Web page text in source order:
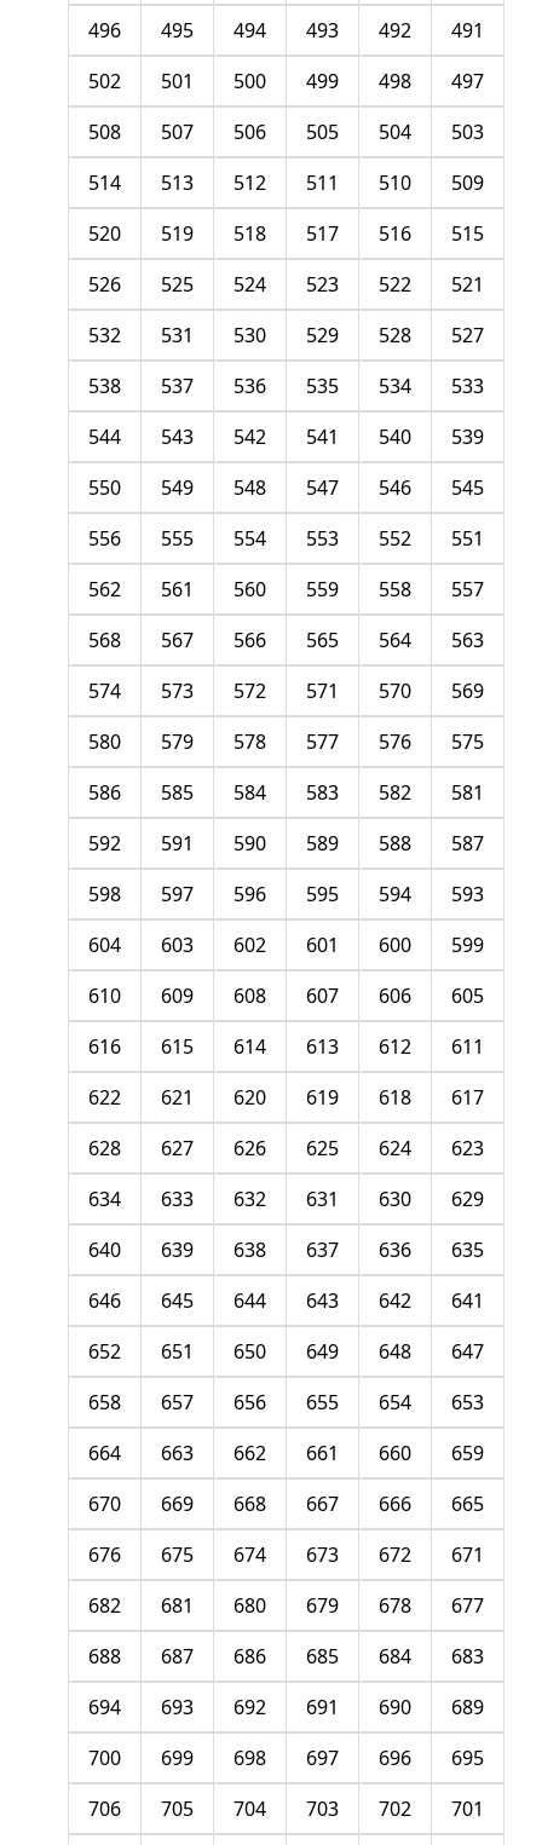
491
492
493
494
495
496
497
498
499
500
501
502
503
504
505
506
507
508
509
510
511
512
513
514
515
516
517
518
519
520
521
522
523
524
525
526
527
528
529
530
531
532
533
534
535
536
537
538
539
540
541
542
543
544
545
546
547
548
549
550
551
552
553
554
555
556
557
558
559
560
561
562
563
564
565
566
567
568
569
570
571
572
573
574
575
576
577
578
579
580
581
582
583
584
585
586
587
588
589
590
591
592
593
594
595
596
597
598
599
600
601
602
603
604
605
606
607
608
609
610
611
612
613
614
615
616
617
618
619
620
621
622
623
624
625
626
627
628
629
630
631
632
633
634
635
636
637
638
639
640
641
642
643
644
645
646
647
648
649
650
651
652
653
654
655
656
657
658
659
660
661
662
663
664
665
666
667
668
669
670
671
672
673
674
675
676
677
678
679
680
681
682
683
684
685
686
687
688
689
690
691
692
693
694
695
696
697
698
699
700
701
702
703
704
705
706